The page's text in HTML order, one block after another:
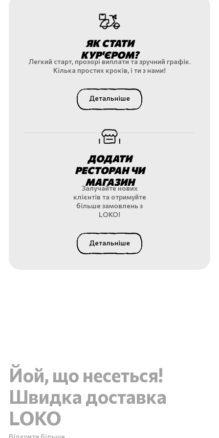
ЯК СТАТИ
КУР'ЄРОМ?
Легкий старт, прозорі виплати та зручний графік.
Кілька простих кроків, і ти з нами!
Детальніше
ДОДАТИ
РЕСТОРАН ЧИ
МАГАЗИН
Залучайте нових
клієнтів та отримуйте
більше замовлень з
LOKO!
Детальніше
Йой, що несеться!
Швидка доставка
LOKO
Відкрити більше